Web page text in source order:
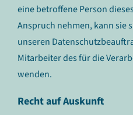
eine betroffene Person
Anspruch nehmen, kann sie
unseren
Mitarbeiter des für die
wenden.
Recht auf Auskunft